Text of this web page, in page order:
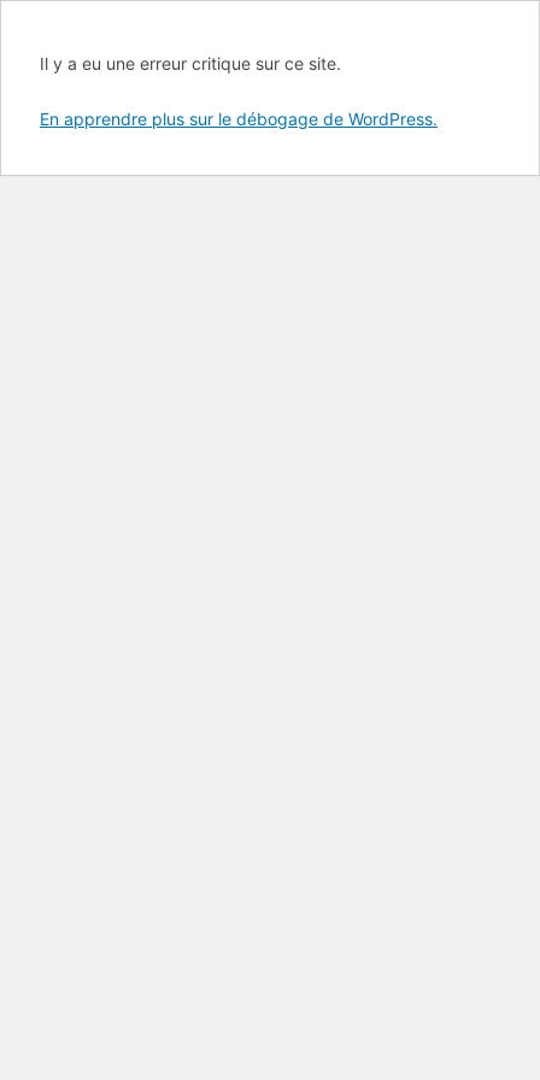
Il y a eu une erreur critique sur ce site.
En apprendre plus sur le débogage de WordPress.